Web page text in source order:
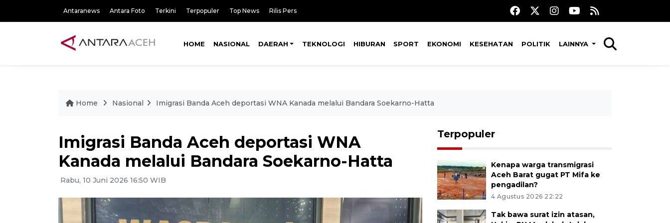
Antaranews Antara Foto Terkini Terpopuler Top News Rilis Pers
HOME NASIONAL DAERAH TEKNOLOGI HIBURAN SPORT EKONOMI KESEHATAN POLITIK LAINNYA
Home Nasional Imigrasi Banda Aceh deportasi WNA Kanada melalui Bandara Soekarno-Hatta
Imigrasi Banda Aceh deportasi WNA
Kanada melalui Bandara Soekarno-Hatta
Rabu, 10 Juni 2026 16:50 WIB
Terpopuler
Kenapa warga transmigrasi
Aceh Barat gugat PT Mifa ke
pengadilan?
4 Agustus 2026 22:22
Tak bawa surat izin atasan,